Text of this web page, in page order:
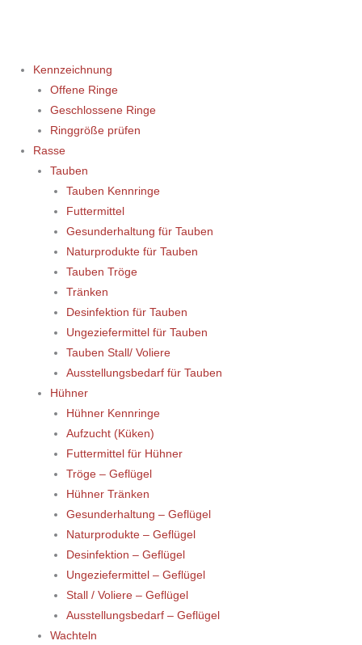
Kennzeichnung
Offene Ringe
Geschlossene Ringe
Ringgröße prüfen
Rasse
Tauben
Tauben Kennringe
Futtermittel
Gesunderhaltung für Tauben
Naturprodukte für Tauben
Tauben Tröge
Tränken
Desinfektion für Tauben
Ungeziefermittel für Tauben
Tauben Stall/ Voliere
Ausstellungsbedarf für Tauben
Hühner
Hühner Kennringe
Aufzucht (Küken)
Futtermittel für Hühner
Tröge – Geflügel
Hühner Tränken
Gesunderhaltung – Geflügel
Naturprodukte – Geflügel
Desinfektion – Geflügel
Ungeziefermittel – Geflügel
Stall / Voliere – Geflügel
Ausstellungsbedarf – Geflügel
Wachteln